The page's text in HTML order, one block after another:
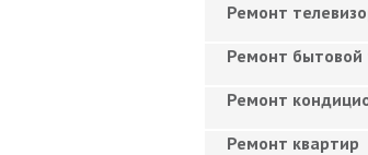
Ремонт
Ремонт бытовой
Ремонт
Ремонт квартир